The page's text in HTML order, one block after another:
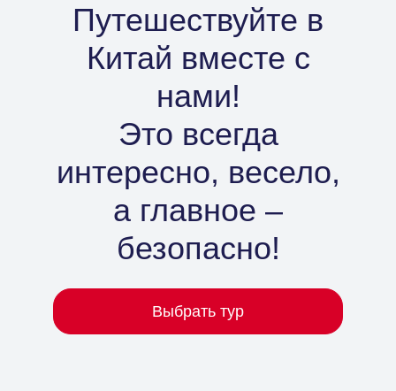
Путешествуйте в
Китай вместе с
нами!
Это всегда
интересно, весело,
а главное –
безопасно!
Выбрать тур